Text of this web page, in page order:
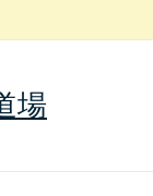
場